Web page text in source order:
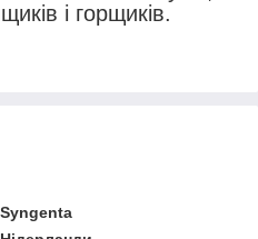
і горщиків.
Syngenta